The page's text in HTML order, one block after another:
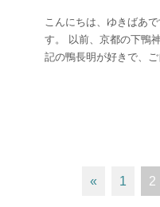
こんにちは、ゆきばあ
す。 以前、京都の下鴨
記の鴨長明が好きで、
« 1 2